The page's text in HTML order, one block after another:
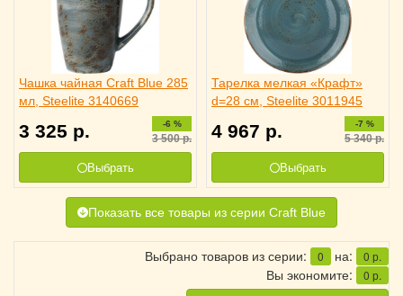
Чашка чайная Craft Blue 285
мл, Steelite 3140669
3 325 р. -6 %
3 500р.
Выбрать
Тарелка мелкая «Крафт»
d=28 см, Steelite 3011945
4 967 р. -7 %
5 340р.
Выбрать
Показать все товары из серии Craft Blue
Выбрано товаров из серии: 0 на: 0 р.
Вы экономите: 0 р.